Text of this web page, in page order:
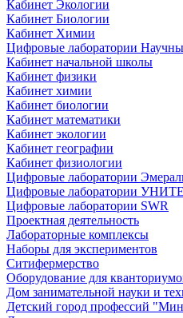
Кабинет Экологии
Кабинет Биологии
Кабинет Химии
Цифровые лаборатории
Кабинет начальной школы
Кабинет физики
Кабинет химии
Кабинет биологии
Кабинет математики
Кабинет экологии
Кабинет географии
Кабинет физиологии
Цифровые лаборатории
Цифровые лаборатории
Цифровые лаборатории SWR
Проектная деятельность
Лабораторные комплексы
Наборы для экспериментов
Ситифермерство
Оборудование для
Дом занимательной науки и
Детский город профессий